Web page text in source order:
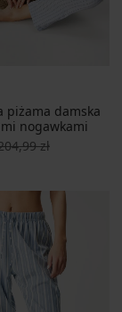
piżama damska
nogawkami
cena
zł